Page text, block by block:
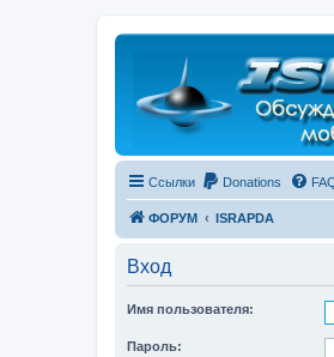
Регистрация
Ссылки Donations
ФОРУМ ISRAPDA
Вход
Имя пользователя:
Пароль: